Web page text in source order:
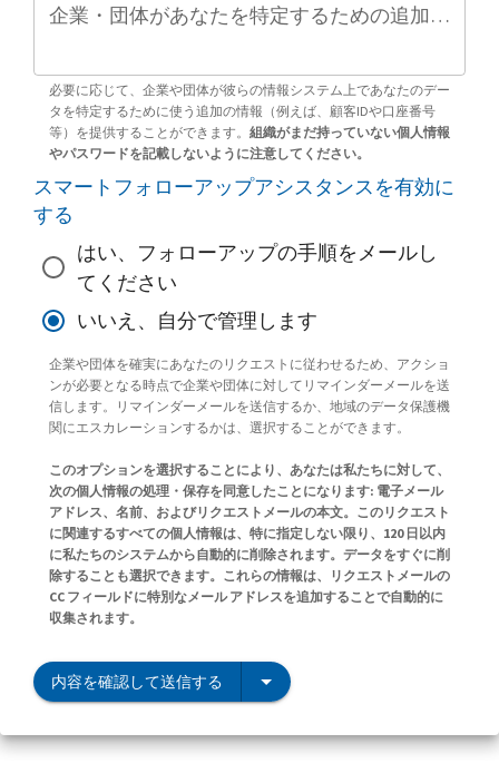
企業・団体があなたを特定するための追加情報（任意）
必要に応じて、企業や団体が彼らの情報システム上であなたのデー
タを特定するために使う追加の情報（例えば、顧客IDや口座番号
等）を提供することができます。 組織がまだ持っていない個人情報
やパスワードを記載しないように注意してください。
スマートフォローアップアシスタンスを有効に
する
はい、フォローアップの手順をメールし
てください
いいえ、自分で管理します
企業や団体を確実にあなたのリクエストに従わせるため、アクショ
ンが必要となる時点で企業や団体に対してリマインダーメールを送
信します。リマインダーメールを送信するか、地域のデータ保護機
関にエスカレーションするかは、選択することができます。
このオプションを選択することにより、あなたは私たちに対して、
次の個人情報の処理・保存を同意したことになります: 電子メール
アドレス、名前、およびリクエストメールの本文。このリクエスト
に関連するすべての個人情報は、特に指定しない限り、120 日以内
に私たちのシステムから自動的に削除されます。データをすぐに削
除することも選択できます。これらの情報は、リクエストメールの
CC フィールドに特別なメール アドレスを追加することで自動的に
収集されます。
内容を確認して送信する